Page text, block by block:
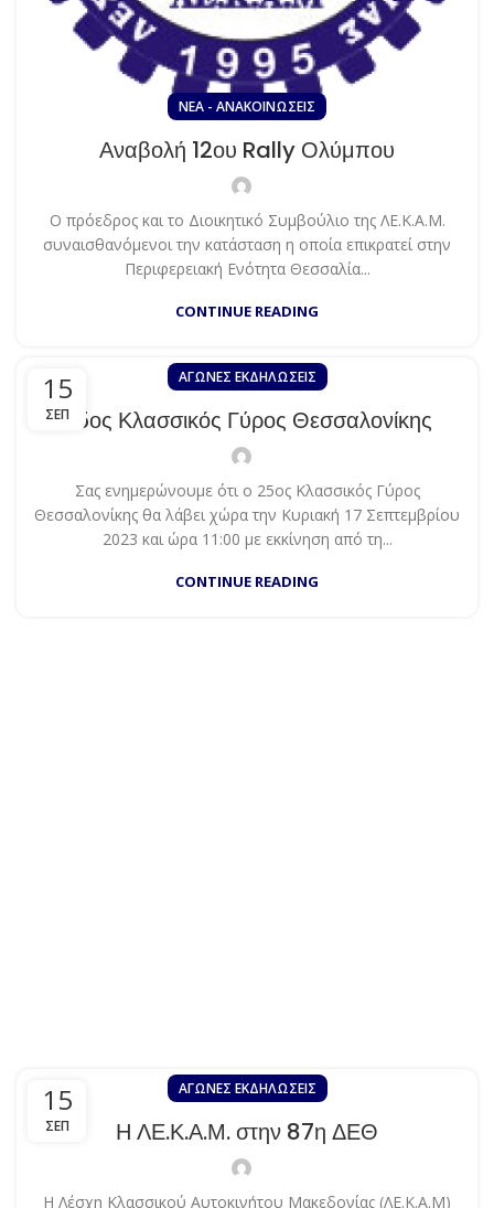
ΝΈΑ - ΑΝΑΚΟΙΝΏΣΕΙΣ
Αναβολή 12ου Rally Ολύμπου
Ο πρόεδρος και το Διοικητικό Συμβούλιο της ΛΕ.Κ.Α.Μ.
συναισθανόμενοι την κατάσταση η οποία επικρατεί στην
Περιφερειακή Ενότητα Θεσσαλία...
CONTINUE READING
15
ΣΕΠ
ΑΓΏΝΕΣ EΚΔΗΛΏΣΕΙΣ
25ος Κλασσικός Γύρος Θεσσαλονίκης
Σας ενημερώνουμε ότι ο 25ος Κλασσικός Γύρος
Θεσσαλονίκης θα λάβει χώρα την Κυριακή 17 Σεπτεμβρίου
2023 και ώρα 11:00 με εκκίνηση από τη...
CONTINUE READING
15
ΣΕΠ
ΑΓΏΝΕΣ EΚΔΗΛΏΣΕΙΣ
Η ΛΕ.Κ.Α.Μ. στην 87η ΔΕΘ
Η Λέσχη Κλασσικού Αυτοκινήτου Μακεδονίας (ΛΕ.Κ.Α.Μ)